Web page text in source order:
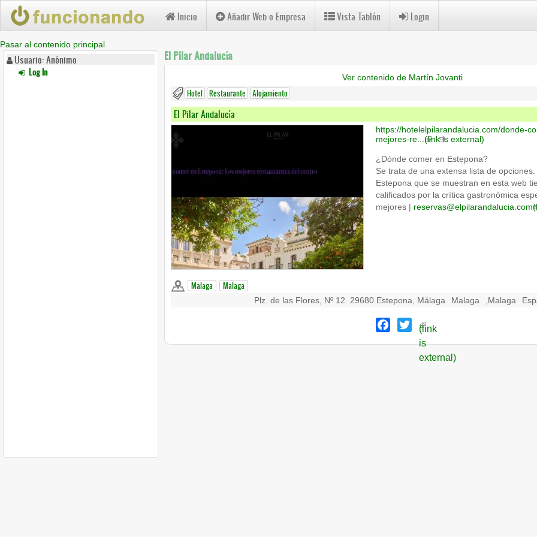
Pasar al contenido principal
Inicio Añadir Web o Empresa Vista Tablón Login
Usuario: Anónimo
Log In
El Pilar Andalucía
Ver contenido de Martín Jovanti
Hotel Restaurante Alojamiento
El Pilar Andalucía
https://hotelelpilarandalucia.com/donde-
mejores-re... (link is external)
¿Dónde comer en Estepona?
Se trata de una extensa lista de
Estepona que se muestran en esta web
calificados por la crítica gastronómica
mejores | reservas@elpilarandalucia.com
Malaga Malaga
Plz. de las Flores, Nº 12. 29680 Estepona, Málaga Malaga Malaga
Facebook
Twitter
(link
is
external)